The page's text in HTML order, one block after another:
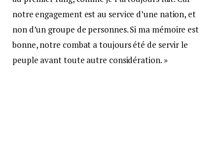
notre engagement est au service d’une nation, et
non d’un groupe de personnes. Si ma mémoire est
bonne, notre combat a toujours été de servir le
peuple avant toute autre considération. »